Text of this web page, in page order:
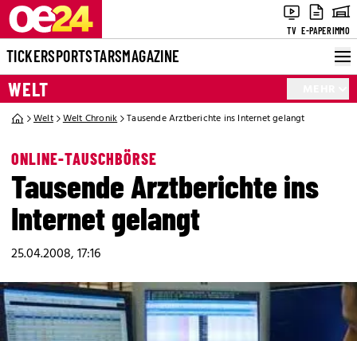
TV E-PAPERIMMO
TICKERSPORTSTARSMAGAZINE
WELT
Welt Welt Chronik Tausende Arztberichte ins Internet gelangt
ONLINE-TAUSCHBÖRSE
Tausende Arztberichte ins
Internet gelangt
25.04.2008, 17:16